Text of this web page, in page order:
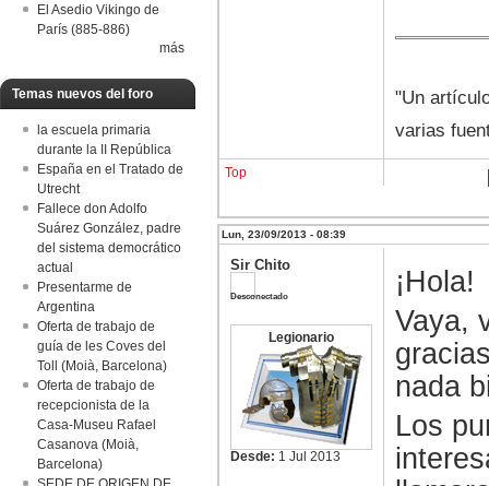
El Asedio Vikingo de
París (885-886)
más
Temas nuevos del foro
la escuela primaria
durante la II República
España en el Tratado de
Utrecht
Fallece don Adolfo
Suárez González, padre
del sistema democrático
actual
Presentarme de
Argentina
Oferta de trabajo de
guía de les Coves del
Toll (Moià, Barcelona)
Oferta de trabajo de
recepcionista de la
Casa-Museu Rafael
Casanova (Moià,
Barcelona)
"Un
varias
Top
Lun, 23/09/2013 - 08:39
Sir Chito
Desconectado
Legionario
Desde: 1 Jul 2013
¡Hola!
Vaya,
nada
Los